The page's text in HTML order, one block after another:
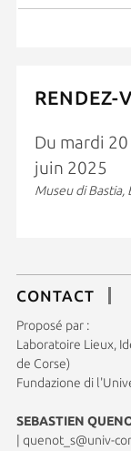
RENDEZ-
Du mardi
juin 2025
Museu di Bastia,
CONTACT
Proposé par :
Laboratoire Lieux,
de Corse)
Fundazione di
SEBASTIEN
quenot_s@univ-